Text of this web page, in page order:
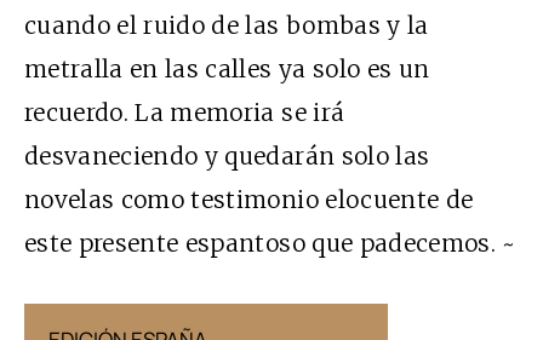
cuando el ruido de las bombas y la
metralla en las calles ya solo es un
recuerdo. La memoria se irá
desvaneciendo y quedarán solo las
novelas como testimonio elocuente de
este presente espantoso que padecemos. ~